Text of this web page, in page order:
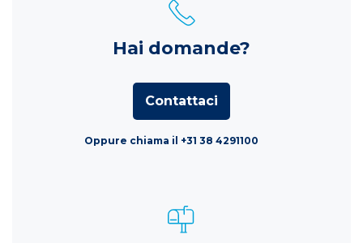
Hai domande?
Contattaci
Oppure chiama il +31 38 4291100